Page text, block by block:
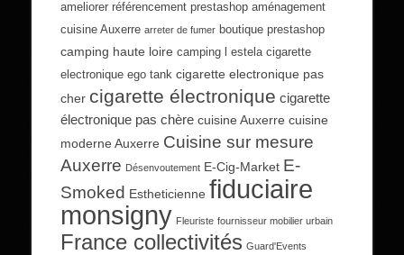
ameliorer référencement prestashop aménagement
cuisine Auxerre arreter de fumer boutique prestashop
camping haute loire camping l estela cigarette
electronique ego tank cigarette electronique pas
cher cigarette électronique cigarette
électronique pas chère cuisine Auxerre cuisine
moderne Auxerre Cuisine sur mesure
Auxerre Désenvoutement E-Cig-Market E-
Smoked Estheticienne fiduciaire
monsigny Fleuriste fournisseur mobilier urbain
France collectivités Guard'Events